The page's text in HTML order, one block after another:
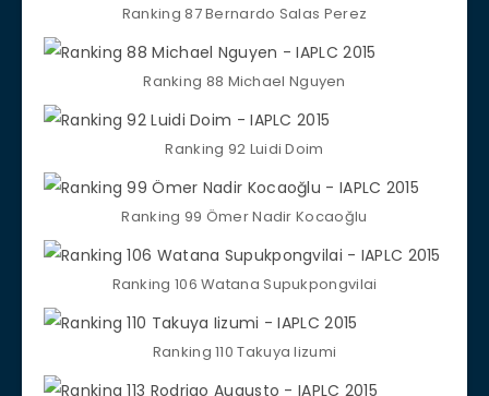
Ranking 87 Bernardo Salas Perez
Ranking 88 Michael Nguyen
Ranking 92 Luidi Doim
Ranking 99 Ömer Nadir Kocaoğlu‎
Ranking 106 Watana Supukpongvilai
Ranking 110 Takuya Iizumi